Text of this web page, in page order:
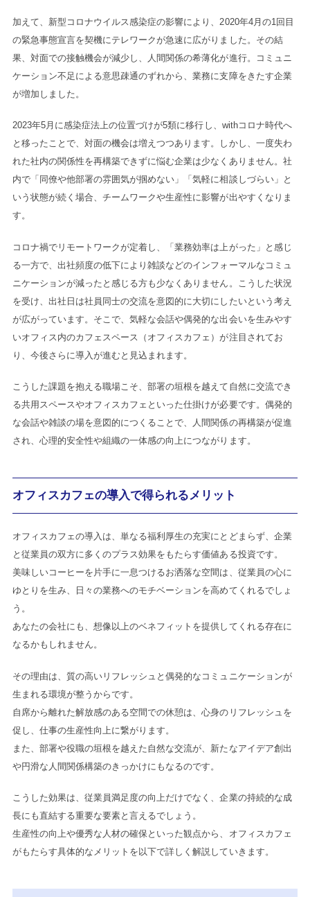
加えて、新型コロナウイルス感染症の影響により、2020年4月の1回目
の緊急事態宣言を契機にテレワークが急速に広がりました。その結
果、対面での接触機会が減少し、人間関係の希薄化が進行。コミュニ
ケーション不足による意思疎通のずれから、業務に支障をきたす企業
が増加しました。
2023年5月に感染症法上の位置づけが5類に移行し、withコロナ時代へ
と移ったことで、対面の機会は増えつつあります。しかし、一度失わ
れた社内の関係性を再構築できずに悩む企業は少なくありません。社
内で「同僚や他部署の雰囲気が掴めない」「気軽に相談しづらい」と
いう状態が続く場合、チームワークや生産性に影響が出やすくなりま
す。
コロナ禍でリモートワークが定着し、「業務効率は上がった」と感じ
る一方で、出社頻度の低下により雑談などのインフォーマルなコミュ
ニケーションが減ったと感じる方も少なくありません。こうした状況
を受け、出社日は社員同士の交流を意図的に大切にしたいという考え
が広がっています。そこで、気軽な会話や偶発的な出会いを生みやす
いオフィス内のカフェスペース（オフィスカフェ）が注目されてお
り、今後さらに導入が進むと見込まれます。
こうした課題を抱える職場こそ、部署の垣根を越えて自然に交流でき
る共用スペースやオフィスカフェといった仕掛けが必要です。偶発的
な会話や雑談の場を意図的につくることで、人間関係の再構築が促進
され、心理的安全性や組織の一体感の向上につながります。
オフィスカフェの導入で得られるメリット
オフィスカフェの導入は、単なる福利厚生の充実にとどまらず、企業
と従業員の双方に多くのプラス効果をもたらす価値ある投資です。
美味しいコーヒーを片手に一息つけるお洒落な空間は、従業員の心に
ゆとりを生み、日々の業務へのモチベーションを高めてくれるでしょ
う。
あなたの会社にも、想像以上のベネフィットを提供してくれる存在に
なるかもしれません。
その理由は、質の高いリフレッシュと偶発的なコミュニケーションが
生まれる環境が整うからです。
自席から離れた解放感のある空間での休憩は、心身のリフレッシュを
促し、仕事の生産性向上に繋がります。
また、部署や役職の垣根を越えた自然な交流が、新たなアイデア創出
や円滑な人間関係構築のきっかけにもなるのです。
こうした効果は、従業員満足度の向上だけでなく、企業の持続的な成
長にも直結する重要な要素と言えるでしょう。
生産性の向上や優秀な人材の確保といった観点から、オフィスカフェ
がもたらす具体的なメリットを以下で詳しく解説していきます。